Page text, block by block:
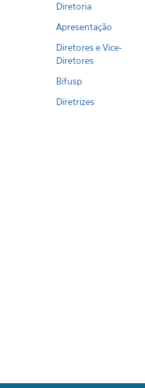
Diretoria
Apresentação
Diretores e Vice-
Diretores
Bifusp
Diretrizes